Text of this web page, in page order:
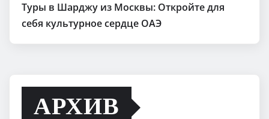
Туры в Шарджу из Москвы: Откройте для
себя культурное сердце ОАЭ
АРХИВ